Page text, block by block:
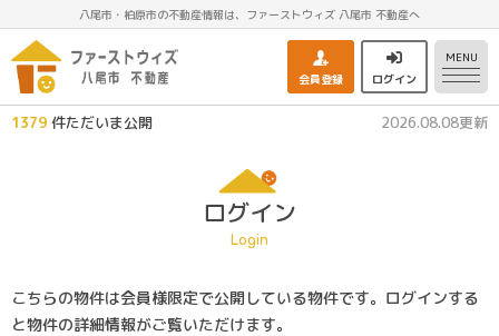
八尾市・柏原市の不動産情報は、ファーストウィズ 八尾市 不動産へ
会員登録 ログイン
MENU
1379 件ただいま公開 2026.08.08更新
ログイン
Login
こちらの物件は会員様限定で公開している物件です。ログインする
と物件の詳細情報がご覧いただけます。